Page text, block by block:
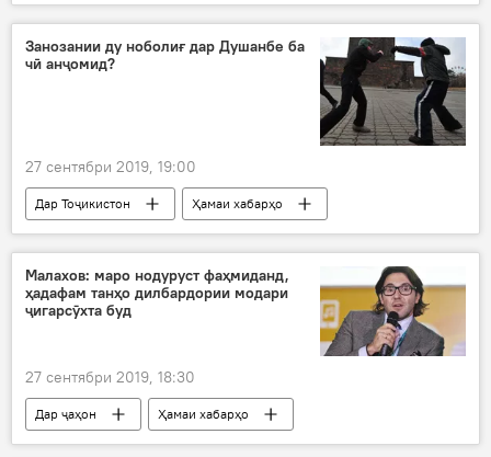
Занозании ду ноболиғ дар Душанбе ба
чӣ анҷомид?
27 сентябри 2019, 19:00
Дар Тоҷикистон
Ҳамаи хабарҳо
Рӯйдод, ҷиноят ва ҳолатҳои фавқулода
Душанбе
Малахов: маро нодуруст фаҳмиданд,
ҳадафам танҳо дилбардории модари
ҷигарсӯхта буд
27 сентябри 2019, 18:30
Дар ҷаҳон
Ҳамаи хабарҳо
Андрей Малахов
посух